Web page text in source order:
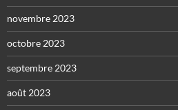
novembre 2023
octobre 2023
septembre 2023
août 2023